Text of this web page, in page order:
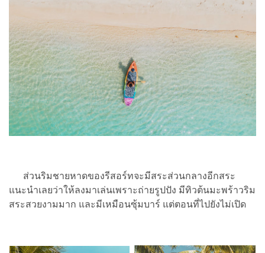
ส่วนริมชายหาดของรีสอร์ทจะมีสระส่วนกลางอีกสระ
แนะนำเลยว่าให้ลงมาเล่นเพราะถ่ายรูปปัง มีทิวต้นมะพร้าวริม
สระสวยงามมาก และมีเหมือนซุ้มบาร์ แต่ตอนที่ไปยังไม่เปิด